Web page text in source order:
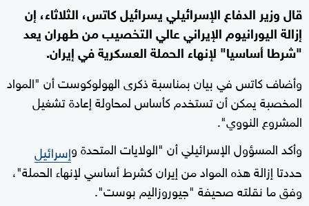
قال وزير الدفاع الإسرائيلي يسرائيل كاتس، الثلاثاء، إن
إزالة اليورانيوم الإيراني عالي التخصيب من طهران يعد
"شرطا أساسيا" لإنهاء الحملة العسكرية في إيران.
وأضاف كاتس في بيان بمناسبة ذكرى الهولوكوست أن "المواد
المخصبة يمكن أن تستخدم كأساس لمحاولة إعادة تشغيل
المشروع النووي".
وأكد المسؤول الإسرائيلي أن "الولايات المتحدة وإسرائيل
حددتا إزالة هذه المواد من إيران كشرط أساسي لإنهاء الحملة"،
وفق ما نقلته صحيفة "جيوروزاليم بوست".